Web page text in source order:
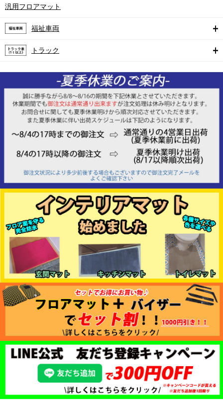
汎用フロアマット
福祉車両
トラック